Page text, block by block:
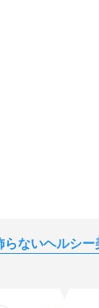
ないヘルシ